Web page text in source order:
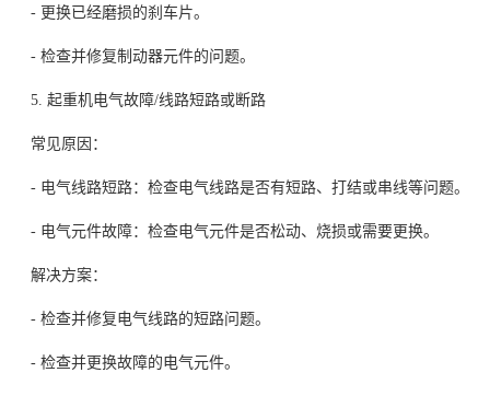
- 更换已经磨损的刹车片。
- 检查并修复制动器元件的问题。
5. 起重机电气故障/线路短路或断路
常见原因：
- 电气线路短路：检查电气线路是否有短路、打结或串线等问题。
- 电气元件故障：检查电气元件是否松动、烧损或需要更换。
解决方案：
- 检查并修复电气线路的短路问题。
- 检查并更换故障的电气元件。